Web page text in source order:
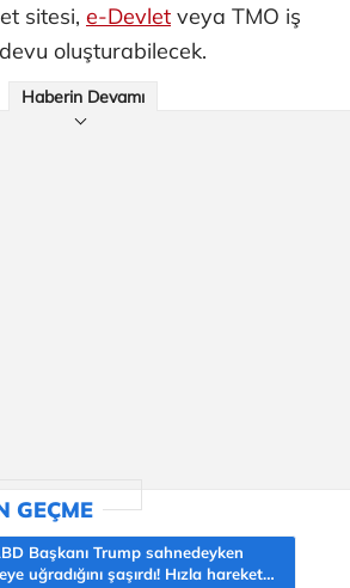
sitesi, e-Devlet veya TMO iş
oluşturabilecek.
Haberin Devamı
Başkanı Trump sahnedeyken
uğradığını şaşırdı! Hızla harekete